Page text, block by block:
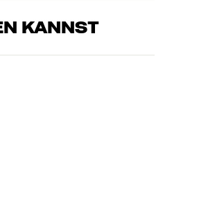
KANNST
kennen und für großartigen
passt